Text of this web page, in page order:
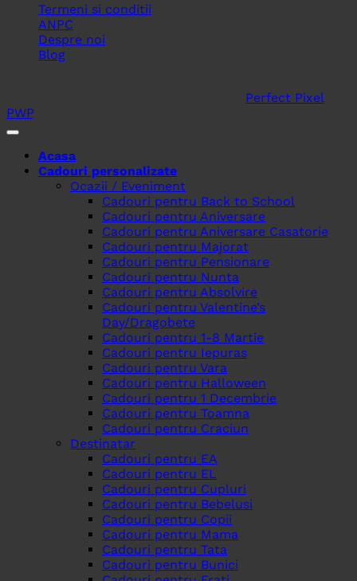
Termeni si conditii
ANPC
Despre noi
Blog
Perfect Pixel&
PWP.
Acasa
Cadouri personalizate
Ocazii / Eveniment
Cadouri pentru Back to School
Cadouri pentru Aniversare
Cadouri pentru Aniversare Casatorie
Cadouri pentru Majorat
Cadouri pentru Pensionare
Cadouri pentru Nunta
Cadouri pentru Absolvire
Cadouri pentru Valentine’s
Day/Dragobete
Cadouri pentru 1-8 Martie
Cadouri pentru Iepuras
Cadouri pentru Vara
Cadouri pentru Halloween
Cadouri pentru 1 Decembrie
Cadouri pentru Toamna
Cadouri pentru Craciun
Destinatar
Cadouri pentru EA
Cadouri pentru EL
Cadouri pentru Cupluri
Cadouri pentru Bebelusi
Cadouri pentru Copii
Cadouri pentru Mama
Cadouri pentru Tata
Cadouri pentru Bunici